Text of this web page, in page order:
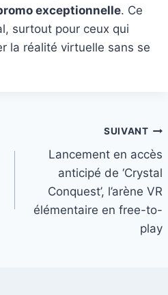
exceptionnelle. Ce
surtout pour ceux qui
la réalité virtuelle sans se
SUIVANT
Lancement en accès
anticipé de ‘Crystal
Conquest’, l’arène VR
élémentaire en free-to-
play